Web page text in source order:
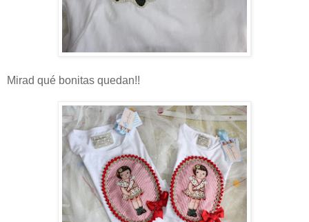
Mirad qué bonitas quedan!!